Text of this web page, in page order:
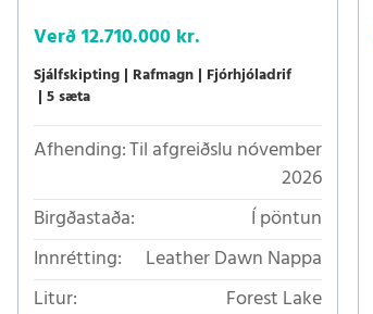
Verð12.710.000 kr.
Sjálfskipting Rafmagn Fjórhjóladrif
5 sæta
Afhending:Til afgreiðslu nóvember
2026
Birgðastaða:
Í pöntun
Innrétting:
Leather Dawn Nappa
Litur:
Forest Lake